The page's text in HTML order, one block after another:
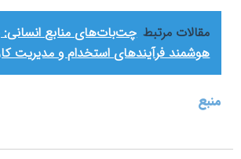
مقالات مرتبط چت‌بات‌های منابع انسانی:
هوشمند فرآیندهای استخدام و مدیریت
منبع